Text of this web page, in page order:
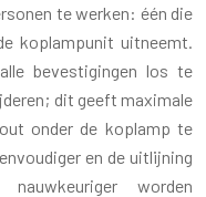
te werken: één die
koplampunit uitneemt.
bevestigingen los te
dit geeft maximale
onder de koplamp te
en de uitlijning
worden